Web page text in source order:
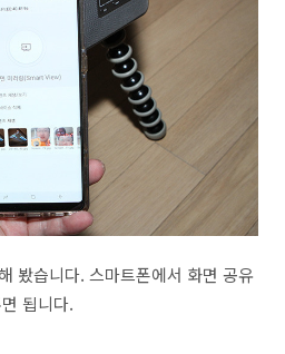
봤습니다. 스마트폰에서 화면 공유
됩니다.